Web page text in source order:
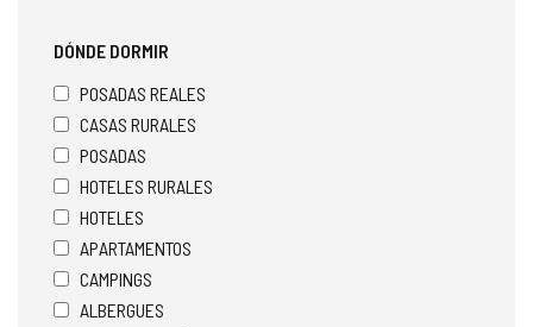
DÓNDE DORMIR
POSADAS REALES
CASAS RURALES
POSADAS
HOTELES RURALES
HOTELES
APARTAMENTOS
CAMPINGS
ALBERGUES